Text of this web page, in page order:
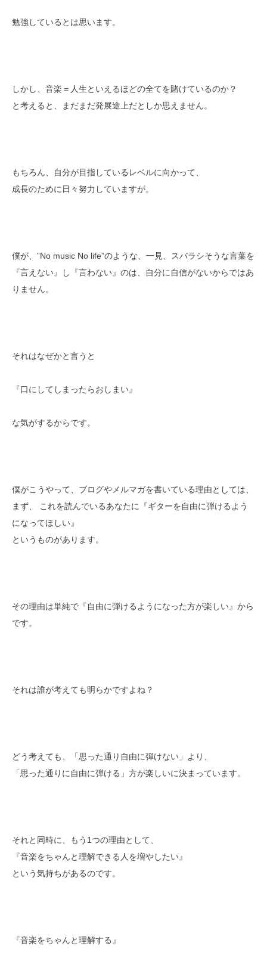
勉強しているとは思います。
しかし、音楽＝人生といえるほどの全てを賭けているのか？
と考えると、まだまだ発展途上だとしか思えません。
もちろん、自分が目指しているレベルに向かって、
成長のために日々努力していますが。
僕が、”No music No life”のような、一見、スバラシそうな言葉を
『言えない』し『言わない』のは、自分に自信がないからではあ
りません。
それはなぜかと言うと
『口にしてしまったらおしまい』
な気がするからです。
僕がこうやって、ブログやメルマガを書いている理由としては、
まず、 これを読んでいるあなたに『ギターを自由に弾けるよう
になってほしい』
というものがあります。
その理由は単純で『自由に弾けるようになった方が楽しい』から
です。
それは誰が考えても明らかですよね？
どう考えても、「思った通り自由に弾けない」より、
「思った通りに自由に弾ける」方が楽しいに決まっています。
それと同時に、もう1つの理由として、
『音楽をちゃんと理解できる人を増やしたい』
という気持ちがあるのです。
『音楽をちゃんと理解する』